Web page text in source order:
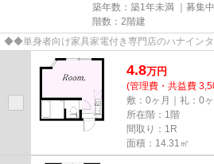
築年数：築1年未満 ｜募集中
階数：2階建
◆◆単身者向け家具家電付き専門店のハナイン
4.8万円
(管理費・共益費
敷：0ヶ月｜礼：0ヶ
所在階：1階
間取り：1R
面積：14.31㎡